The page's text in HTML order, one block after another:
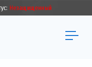
Незащищенный